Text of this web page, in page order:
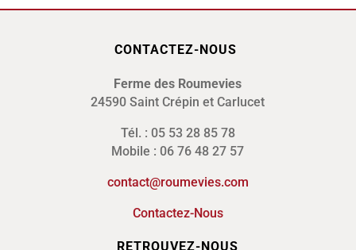
CONTACTEZ-NOUS
Ferme des Roumevies
24590 Saint Crépin et Carlucet
Tél. : 05 53 28 85 78
Mobile : 06 76 48 27 57
contact@roumevies.com
Contactez-Nous
RETROUVEZ-NOUS